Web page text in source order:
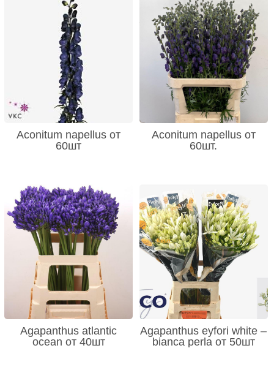
Aconitum napellus от
60шт
Aconitum napellus от
60шт.
Agapanthus atlantic
ocean от 40шт
Agapanthus eyfori white –
bianca perla от 50шт